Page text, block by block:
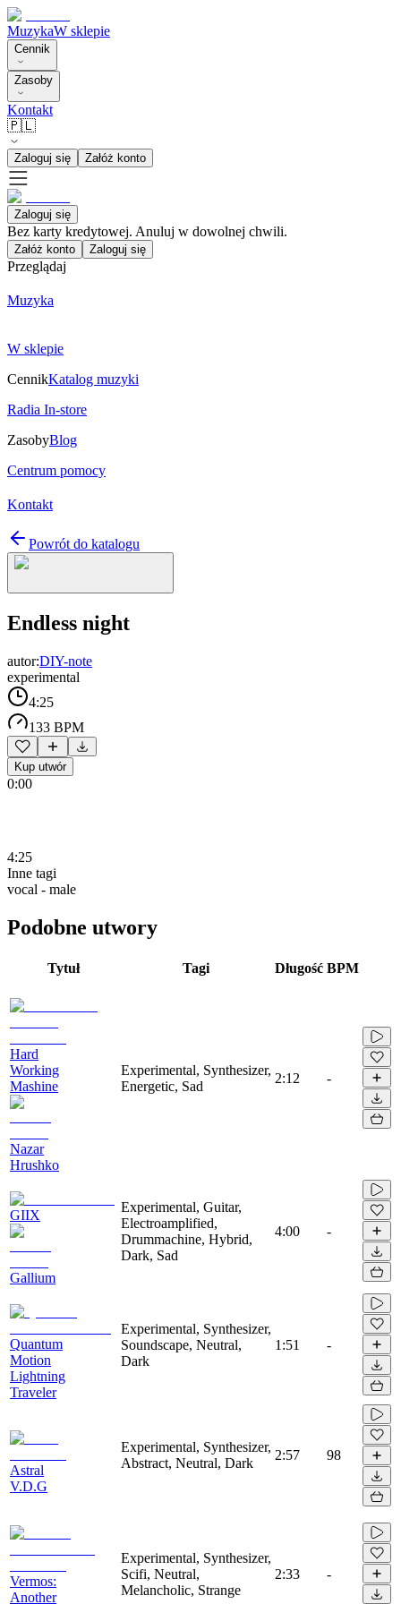
MuzykaW sklepie
Cennik
Zasoby
Kontakt
🇵🇱
Zaloguj się Załóż konto
Zaloguj się
Bez karty kredytowej. Anuluj w dowolnej chwili.
Załóż konto Zaloguj się
Przeglądaj
Muzyka
W sklepie
CennikKatalog muzyki
Radia In-store
ZasobyBlog
Centrum pomocy
Kontakt
Powrót do katalogu
Endless night
autor:DIY-note
experimental
4:25
133 BPM
Kup utwór
0:00
4:25
Inne tagi
vocal - male
Podobne utwory
Tytuł Tagi Długość BPM
Hard
Working
Mashine
Nazar
Hrushko
Experimental, Synthesizer,
Energetic, Sad
2:12 -
GIIX
Gallium
Experimental, Guitar,
Electroamplified,
Drummachine, Hybrid,
Dark, Sad
4:00 -
Quantum
Motion
Lightning
Traveler
Experimental, Synthesizer,
Soundscape, Neutral,
Dark
1:51 -
Astral
V.D.G
Experimental, Synthesizer,
Abstract, Neutral, Dark
2:57 98
Vermos:
Another
Experimental, Synthesizer,
Scifi, Neutral,
Melancholic, Strange
2:33 -